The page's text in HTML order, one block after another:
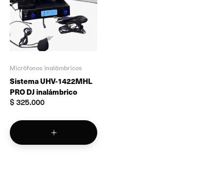
Micrófonos inalámbricos
Sistema UHV-1422MHL
PRO DJ inalámbrico
$ 325.000